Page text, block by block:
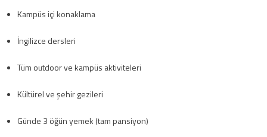
Kampüs içi konaklama
İngilizce dersleri
Tüm outdoor ve kampüs aktiviteleri
Kültürel ve şehir gezileri
Günde 3 öğün yemek (tam pansiyon)